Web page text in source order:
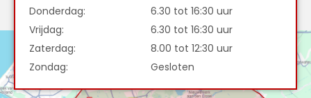
Donderdag:
6.30 tot 16:30 uur
Vrijdag:
6.30 tot 16:30 uur
Zaterdag:
8.00 tot 12:30 uur
Zondag:
Gesloten